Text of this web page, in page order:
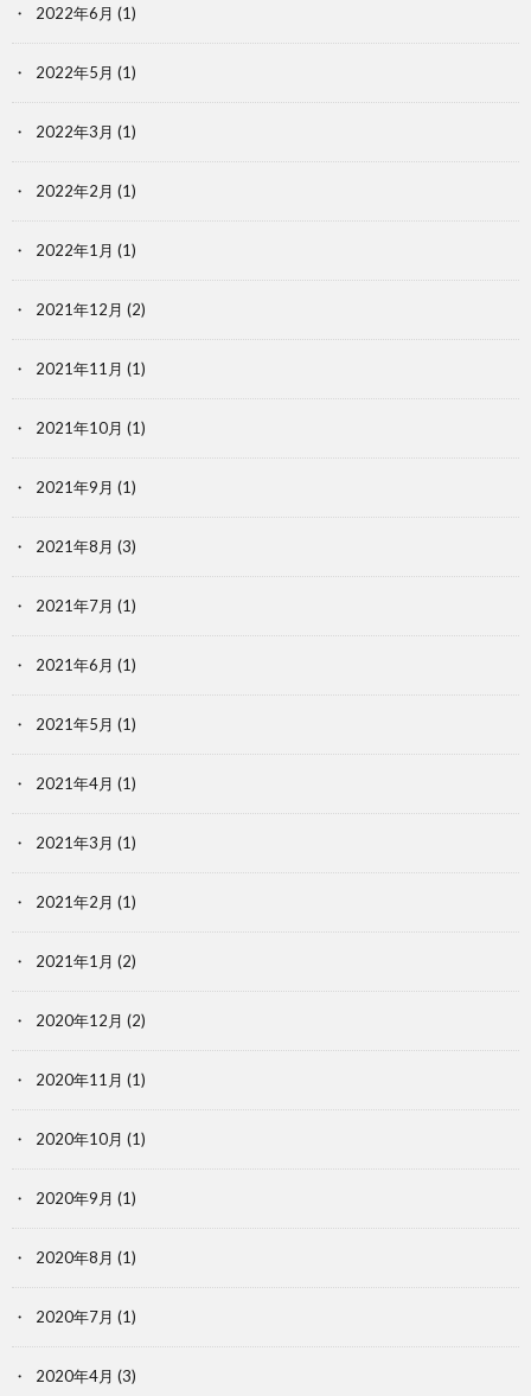
2022年6月 (1)
2022年5月 (1)
2022年3月 (1)
2022年2月 (1)
2022年1月 (1)
2021年12月 (2)
2021年11月 (1)
2021年10月 (1)
2021年9月 (1)
2021年8月 (3)
2021年7月 (1)
2021年6月 (1)
2021年5月 (1)
2021年4月 (1)
2021年3月 (1)
2021年2月 (1)
2021年1月 (2)
2020年12月 (2)
2020年11月 (1)
2020年10月 (1)
2020年9月 (1)
2020年8月 (1)
2020年7月 (1)
2020年4月 (3)